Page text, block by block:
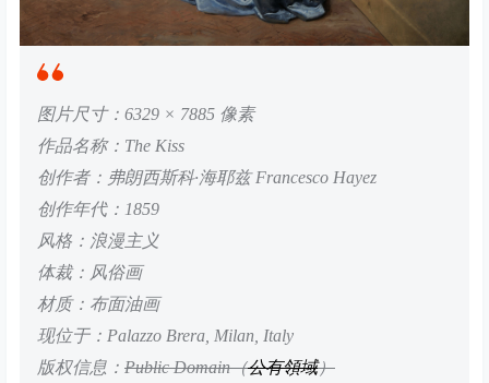
图片尺寸：6329 × 7885 像素
作品名称：The Kiss
创作者：弗朗西斯科·海耶兹 Francesco Hayez
创作年代：1859
风格：浪漫主义
体裁：风俗画
材质：布面油画
现位于：Palazzo Brera, Milan, Italy
版权信息： Public Domain（公有領域）